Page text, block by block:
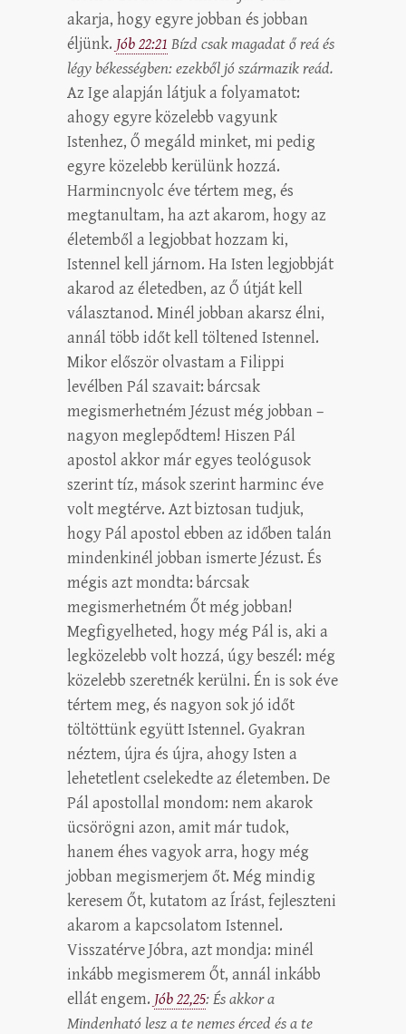
akarja, hogy egyre jobban és jobban
éljünk. Jób 22:21 Bízd csak magadat ő reá és
légy békességben: ezekből jó származik reád.
Az Ige alapján látjuk a folyamatot:
ahogy egyre közelebb vagyunk
Istenhez, Ő megáld minket, mi pedig
egyre közelebb kerülünk hozzá.
Harmincnyolc éve tértem meg, és
megtanultam, ha azt akarom, hogy az
életemből a legjobbat hozzam ki,
Istennel kell járnom. Ha Isten legjobbját
akarod az életedben, az Ő útját kell
választanod. Minél jobban akarsz élni,
annál több időt kell töltened Istennel.
Mikor először olvastam a Filippi
levélben Pál szavait: bárcsak
megismerhetném Jézust még jobban –
nagyon meglepődtem! Hiszen Pál
apostol akkor már egyes teológusok
szerint tíz, mások szerint harminc éve
volt megtérve. Azt biztosan tudjuk,
hogy Pál apostol ebben az időben talán
mindenkinél jobban ismerte Jézust. És
mégis azt mondta: bárcsak
megismerhetném Őt még jobban!
Megfigyelheted, hogy még Pál is, aki a
legközelebb volt hozzá, úgy beszél: még
közelebb szeretnék kerülni. Én is sok éve
tértem meg, és nagyon sok jó időt
töltöttünk együtt Istennel. Gyakran
néztem, újra és újra, ahogy Isten a
lehetetlent cselekedte az életemben. De
Pál apostollal mondom: nem akarok
ücsörögni azon, amit már tudok,
hanem éhes vagyok arra, hogy még
jobban megismerjem őt. Még mindig
keresem Őt, kutatom az Írást, fejleszteni
akarom a kapcsolatom Istennel.
Visszatérve Jóbra, azt mondja: minél
inkább megismerem Őt, annál inkább
ellát engem. Jób 22,25: És akkor a
Mindenható lesz a te nemes érced és a te